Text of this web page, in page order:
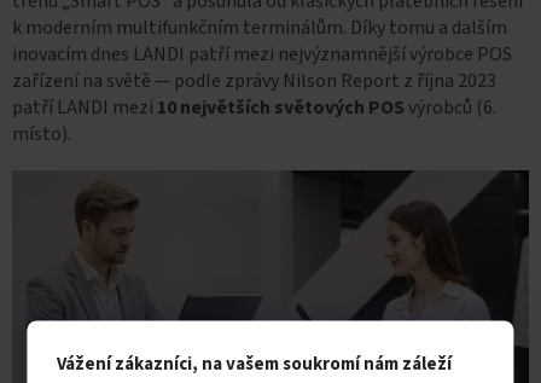
Vážení zákazníci, na vašem soukromí nám záleží
k moderním multifunkčním terminálům. Díky tomu a dalším
inovacím dnes LANDI patří mezi nejvýznamnější výrobce POS
zařízení na světě — podle zprávy Nilson Report z října 2023
patří LANDI mezi 10 největších světových POSvýrobců (6.
místo).